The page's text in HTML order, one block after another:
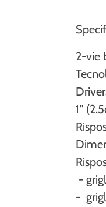
2-vie
1"
-
-